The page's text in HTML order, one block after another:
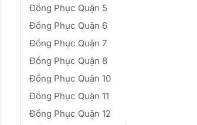
Đồng Phục Quận 5
Đồng Phục Quận 6
Đồng Phục Quận 7
Đồng Phục Quận 8
Đồng Phục Quận 10
Đồng Phục Quận 11
Đồng Phục Quận 12